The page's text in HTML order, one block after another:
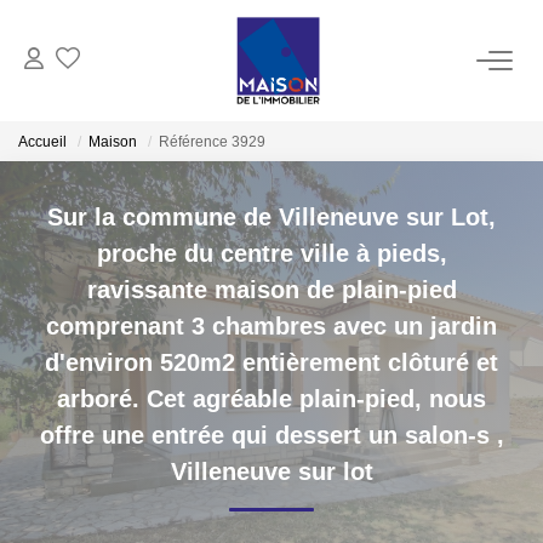
LOCATION
GESTION
ESTIMATION
Estimer Vendre
Estimation En Ligne Gratuite
Biens Vendus
Accueil Maison Référence 3929
Sur la commune de Villeneuve sur Lot,
proche du centre ville à pieds,
ravissante maison de plain-pied
comprenant 3 chambres avec un jardin
d'environ 520m2 entièrement clôturé et
arboré. Cet agréable plain-pied, nous
offre une entrée qui dessert un salon-s ,
Villeneuve sur lot